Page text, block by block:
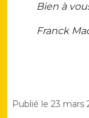
Bien à
Franck
Publié le 23 mars